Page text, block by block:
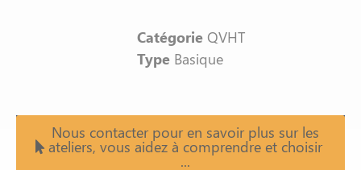
Catégorie QVHT
Type Basique
Nous contacter pour en savoir plus sur les
ateliers, vous aidez à comprendre et choisir
...